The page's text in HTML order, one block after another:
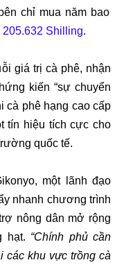
ên chỉ mua năm bao
205.632 Shilling.
ỗi giá trị cà phê, nhận
ứng kiến “sự chuyển
cà phê hạng cao cấp
tín hiệu tích cực cho
ường quốc tế.
, một l ãnhđạo
nhanh chương trình
nông dân mở rộng
hạt. “Chính phủ cần
các khu vực trồng cà